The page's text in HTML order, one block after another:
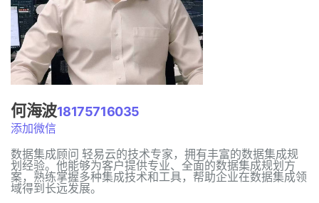
何海波18175716035
添加微信
数据集成顾问 轻易云的技术专家，拥有丰富的数据集成规
划经验。他能够为客户提供专业、全面的数据集成规划方
案，熟练掌握多种集成技术和工具，帮助企业在数据集成领
域得到长远发展。